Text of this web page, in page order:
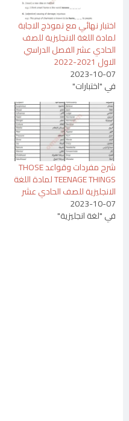
اختبار نهائي مع نموذج الاجابة
لمادة اللغة الانجليزية للصف
الحادي عشر الفصل الدراسي
الاول 2021-2022
2023-10-07
في "اختبارات"
شرح مفردات وقواعد THOSE
TEENAGE THINGS لمادة اللغة
الانجليزية للصف الحادي عشر
2023-10-07
في "لغة انجليزية"